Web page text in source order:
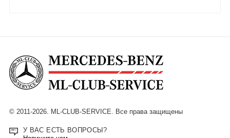
© 2011-2026. ML-CLUB-SERVICE. Все права защищены
У ВАС ЕСТЬ ВОПРОСЫ?